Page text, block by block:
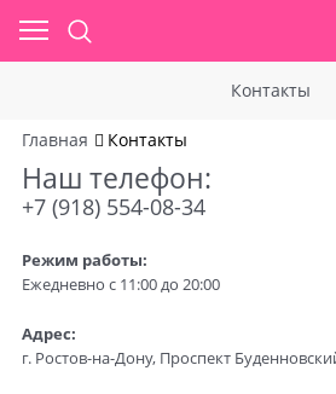
Контакты
Главная Контакты
Наш телефон:
+7 (918) 554-08-34
Режим работы:
Ежедневно c 11:00 до 20:00
Адрес:
г. Ростов-на-Дону, Проспект